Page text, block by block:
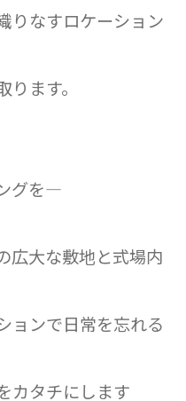
りなすロケーション
ます。
グを―
広大な敷地と式場内
ョンで日常を忘れる
カタチにします